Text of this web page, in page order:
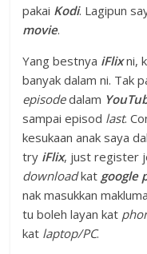
pakai Kodi. Lagipun
movie.
Yang bestnya iFlixni,
banyak dalam ni. Tak
episodedalam
sampai episod last.
kesukaan anak saya
try iFlix, just register
downloadkat google
nak masukkan
tu boleh layan kat
kat laptop/PC.